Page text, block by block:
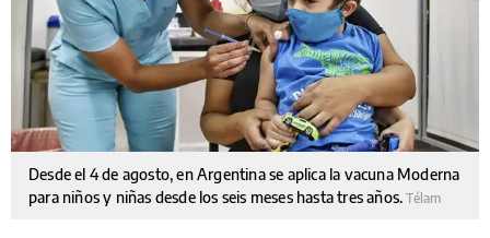
Desde el 4 de agosto, en Argentina se aplica la vacuna Moderna
para niños y niñas desde los seis meses hasta tres años.Télam